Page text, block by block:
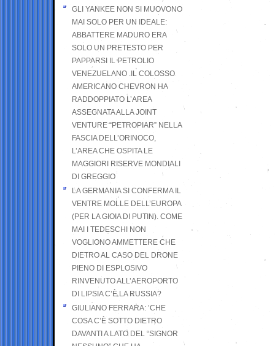
GLI YANKEE NON SI MUOVONO
MAI SOLO PER UN IDEALE:
ABBATTERE MADURO ERA
SOLO UN PRETESTO PER
PAPPARSI IL PETROLIO
VENEZUELANO .IL COLOSSO
AMERICANO CHEVRON HA
RADDOPPIATO L’AREA
ASSEGNATA ALLA JOINT
VENTURE “PETROPIAR” NELLA
FASCIA DELL’ORINOCO,
L’AREA CHE OSPITA LE
MAGGIORI RISERVE MONDIALI
DI GREGGIO
LA GERMANIA SI CONFERMA IL
VENTRE MOLLE DELL’EUROPA
(PER LA GIOIA DI PUTIN). COME
MAI I TEDESCHI NON
VOGLIONO AMMETTERE CHE
DIETRO AL CASO DEL DRONE
PIENO DI ESPLOSIVO
RINVENUTO ALL’AEROPORTO
DI LIPSIA C’È LA RUSSIA?
GIULIANO FERRARA: ’CHE
COSA C’È SOTTO DIETRO
DAVANTI A LATO DEL “SIGNOR